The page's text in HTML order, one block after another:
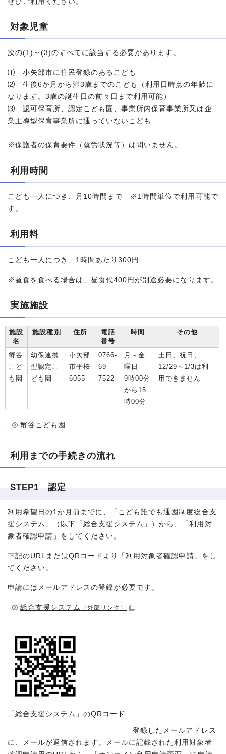
対象児童
次の(1)～(3)のすべてに該当する必要があります。
⑴ 小矢部市に住民登録のあるこども
⑵ 生後6か月から満3歳までのこども（利用日時点の年齢に
なります。3歳の誕生日の前々日まで利用可能）
⑶ 認可保育所、認定こども園、事業所内保育事業所又は企
業主導型保育事業所に通っていないこども
※保護者の保育要件（就労状況等）は問いません。
利用時間
こども一人につき、月10時間まで ※1時間単位で利用可能で
す。
利用料
こども一人につき、1時間あたり300円
※昼食を食べる場合は、昼食代400円が別途必要になります。
実施施設
施設
名
施設種別 住所
電話
番号
時間 その他
蟹谷
こど
も園
幼保連携
型認定こ
ども園
小矢部
市平桜
6055
0766-
69-
7522
月～金
曜日
9時00分
から15
時00分
土日、祝日、
12/29～1/3は利
用できません
蟹谷こども園
利用までの手続きの流れ
STEP1 認定
利用希望日の1か月前までに、「こども誰でも通園制度総合支
援システム」（以下「総合支援システム」）から、「利用対
象者確認申請」をしてください。
下記のURLまたはQRコードより「利用対象者確認申請」をし
てください。
申請にはメールアドレスの登録が必要です。
総合支援システム （外部リンク）
「総合支援システム」のQRコード
登録したメールアドレス
に、メールが返信されます。メールに記載された利用対象者